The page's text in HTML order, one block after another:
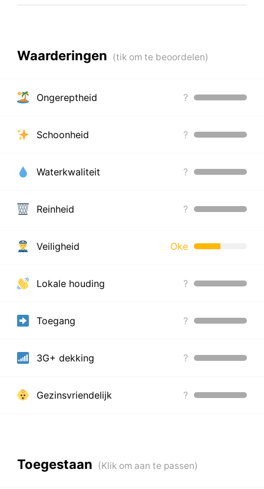
Waarderingen
Ongereptheid ?
Schoonheid ?
Waterkwaliteit ?
Reinheid ?
Veiligheid Oke
Lokale houding ?
Toegang ?
3G+ dekking ?
Gezinsvriendelijk ?
Toegestaan